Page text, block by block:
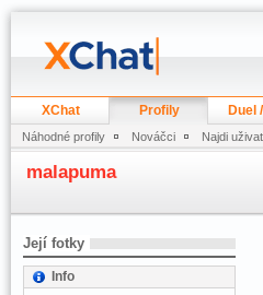
XChat Profily Duel
Náhodné profily Nováčci Najdi
malapuma
Její fotky
Info